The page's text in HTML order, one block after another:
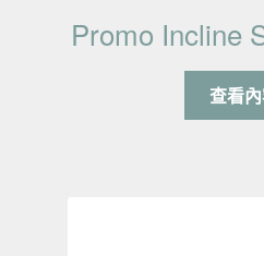
Promo Incline
查看